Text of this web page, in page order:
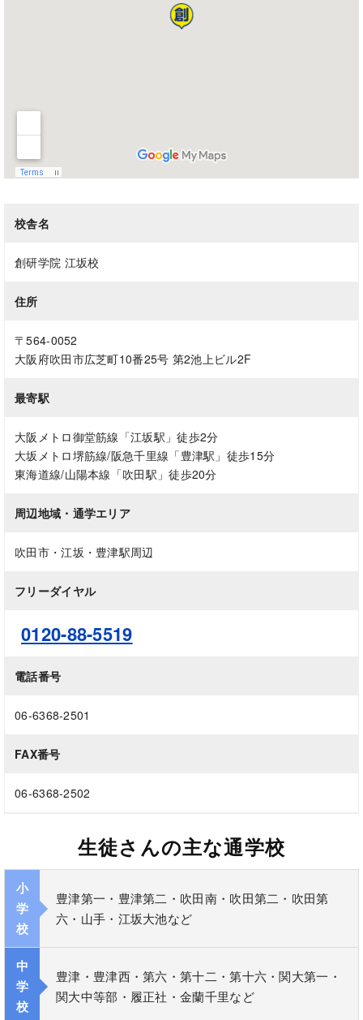
校舎名
創研学院 江坂校
住所
〒564-0052
大阪府吹田市広芝町10番25号 第2池上ビル2F
最寄駅
大阪メトロ御堂筋線「江坂駅」徒歩2分
大坂メトロ堺筋線/阪急千里線「豊津駅」徒歩15分
東海道線/山陽本線「吹田駅」徒歩20分
周辺地域・通学エリア
吹田市・江坂・豊津駅周辺
フリーダイヤル
0120-88-5519
電話番号
06-6368-2501
FAX番号
06-6368-2502
生徒さんの主な通学校
小
学
校
豊津第一・豊津第二・吹田南・吹田第二・吹田第
六・山手・江坂大池など
中
学
校
豊津・豊津西・第六・第十二・第十六・関大第一・
関大中等部・履正社・金蘭千里など